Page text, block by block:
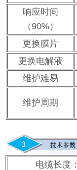
响应时间
（90%）
更换膜片
更换电解液
维护难易
维护周期
电缆长度：